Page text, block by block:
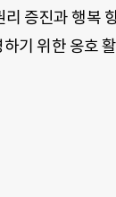
증진과 행복
기 위한 옹호